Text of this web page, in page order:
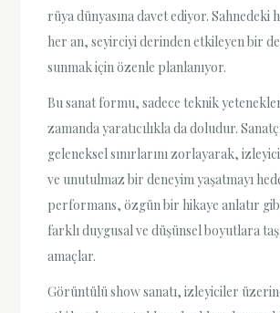
rüya dünyasına davet ediyor. Sahnedeki
her an, seyirciyi derinden etkileyen bir
sunmak için özenle planlanıyor.
Bu sanat formu, sadece teknik
zamanda yaratıcılıkla da doludur.
geleneksel sınırlarını zorlayarak,
ve unutulmaz bir deneyim yaşatmayı
performans, özgün bir hikaye anlatır
farklı duygusal ve düşünsel boyutlara
amaçlar.
Görüntülü show sanatı, izleyiciler